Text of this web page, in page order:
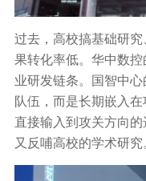
过去，高校搞基础研
果转化率低。华中数
业研发链条。国智中
队伍，而是长期嵌入
直接输入到攻关方向
又反哺高校的学术研究